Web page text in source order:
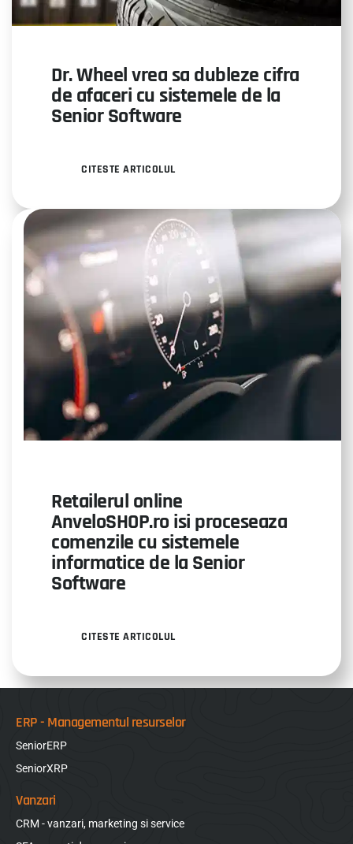
Dr. Wheel vrea sa dubleze cifra
de afaceri cu sistemele de la
Senior Software
CITESTE ARTICOLUL
Retailerul online
AnveloSHOP.ro isi proceseaza
comenzile cu sistemele
informatice de la Senior
Software
CITESTE ARTICOLUL
ERP - Managementul resurselor
SeniorERP
SeniorXRP
Vanzari
CRM - vanzari, marketing si service